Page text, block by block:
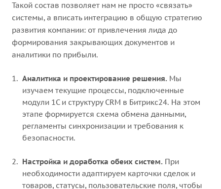
Такой состав позволяет нам не просто «связать»
системы, а вписать интеграцию в общую стратегию
развития компании: от привлечения лида до
формирования закрывающих документов и
аналитики по прибыли.
Аналитика и проектирование решения. Мы
изучаем текущие процессы, подключенные
модули 1С и структуру CRM в Битрикс24. На этом
этапе формируется схема обмена данными,
регламенты синхронизации и требования к
безопасности.
Настройка и доработка обеих систем. При
необходимости адаптируем карточки сделок и
товаров, статусы, пользовательские поля, чтобы